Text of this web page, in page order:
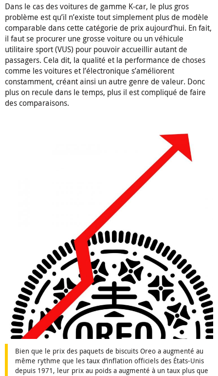
Dans le cas des voitures de gamme K-car, le plus gros
problème est qu’il n’existe tout simplement plus de modèle
comparable dans cette catégorie de prix aujourd’hui. En fait,
il faut se procurer une grosse voiture ou un véhicule
utilitaire sport (VUS) pour pouvoir accueillir autant de
passagers. Cela dit, la qualité et la performance de choses
comme les voitures et l’électronique s’améliorent
constamment, créant ainsi un autre genre de valeur. Donc
plus on recule dans le temps, plus il est compliqué de faire
des comparaisons.
Bien que le prix des paquets de biscuits Oreo a augmenté au
même rythme que les taux d’inflation officiels des États-Unis
depuis 1971, leur prix au poids a augmenté à un taux plus que